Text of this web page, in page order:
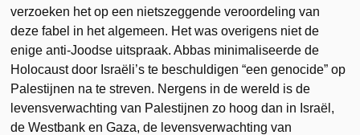
verzoeken het op een nietszeggende veroordeling van
deze fabel in het algemeen. Het was overigens niet de
enige anti-Joodse uitspraak. Abbas minimaliseerde de
Holocaust door Israëli’s te beschuldigen “een genocide” op
Palestijnen na te streven. Nergens in de wereld is de
levensverwachting van Palestijnen zo hoog dan in Israël,
de Westbank en Gaza, de levensverwachting van